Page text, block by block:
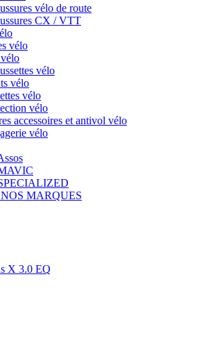
vélo de route
CX / VTT
vélo
vélo
vélo
vélo
vélo
accessoires et antivol vélo
vélo
MARQUES
X 3.0 EQ